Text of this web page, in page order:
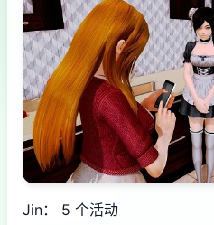
Jin： 5 个活动